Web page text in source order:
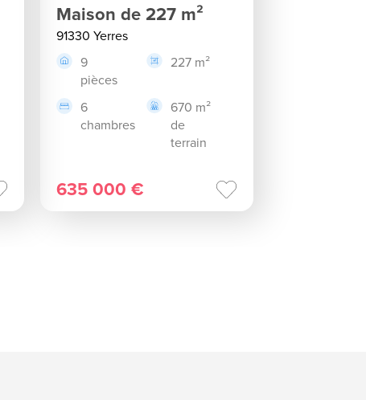
Maison de 227 m²
91330 Yerres
9
pièces
227 m²
6
chambres
670 m²
de
terrain
635 000 €